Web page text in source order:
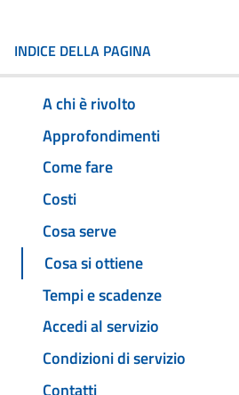
INDICE DELLA PAGINA
A chi è rivolto
Approfondimenti
Come fare
Costi
Cosa serve
Cosa si ottiene
Tempi e scadenze
Accedi al servizio
Condizioni di servizio
Contatti